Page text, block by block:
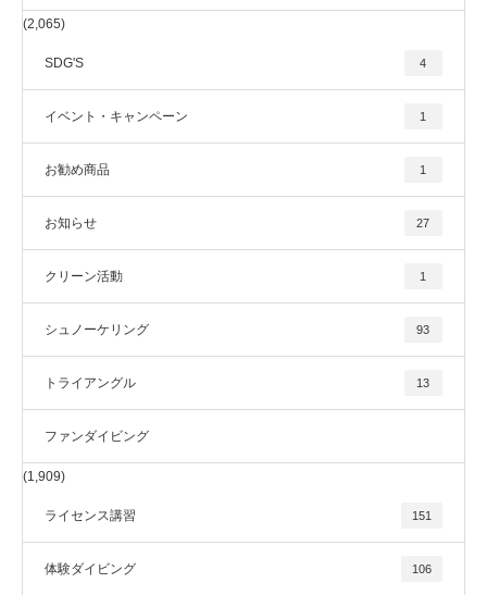
(2,065)
SDG'S 4
イベント・キャンペーン 1
お勧め商品 1
お知らせ 27
クリーン活動 1
シュノーケリング 93
トライアングル 13
ファンダイビング
(1,909)
ライセンス講習 151
体験ダイビング 106